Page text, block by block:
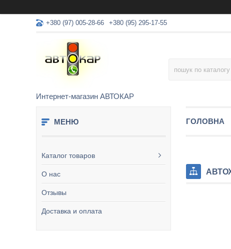
+380 (97) 005-28-66 +380 (95) 295-17-55
Интернет-магазин АВТОКАР
Каталог товаров
О нас
Отзывы
Доставка и оплата
ГОЛОВНА